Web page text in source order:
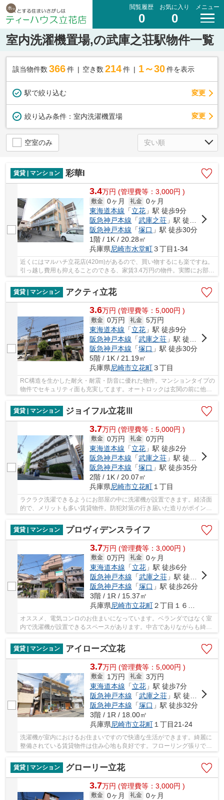
閲覧履歴
0
お気に入り
0
メニュー
室内洗濯機置場,の武庫之荘駅物件一覧
該当物件数 366件 空き数 214 件 1～30 件を表示
駅で絞り込む 変更
絞り込み条件： 室内洗濯機置場 変更
空室のみ
賃貸 | マンション 彩華I
3.4万円 (管理費等：3,000円 )
敷金 0ヶ月 礼金 0ヶ月
東海道本線 「立花 」駅 徒歩9分
阪急神戸本線 「武庫之荘 」駅 徒歩17分
阪急神戸本線 「塚口 」駅 徒歩30分
1階 / 1K / 20.28㎡
兵庫県尼崎市水堂町３丁目1-34
近くにはマルハチ立花店(420m)があるので、買い物するにも楽ですね。
引っ越し費用も抑えることのできる、家賃3.4万円の物件。実際にお部屋
賃貸 | マンション
アクティ立花
3.6万円 (管理費等：5,000円 )
敷金 0万円 礼金 5万円
東海道本線 「立花 」駅 徒歩9分
阪急神戸本線 「武庫之荘 」駅 徒歩22分
阪急神戸本線 「塚口 」駅 徒歩30分
5階 / 1K / 21.19㎡
兵庫県尼崎市立花町３丁目
RC構造を生かした耐火・耐震・防音に優れた物件。マンションタイプの
物件でセキュリティ面も充実してます。オートロックは玄関の前に他人
賃貸 | マンション
ジョイフル立花Ⅲ
3.7万円 (管理費等：5,000円 )
敷金 0万円 礼金 0万円
東海道本線 「立花 」駅 徒歩2分
阪急神戸本線 「武庫之荘 」駅 徒歩20分
阪急神戸本線 「塚口 」駅 徒歩35分
2階 / 1K / 20.07㎡
兵庫県尼崎市立花町 １丁目
ラクラク洗濯できるようにお部屋の中に洗濯機が設置できます。経済面
的で、メリットも多い賃貸物件。防犯対策の行き届いた造りがポイン
賃貸 | マンション
プロヴィデンスライフ
3.7万円 (管理費等：3,000円 )
敷金 0万円 礼金 0ヶ月
東海道本線 「立花」駅 徒歩6分
阪急神戸本線 「武庫之荘」駅 徒歩21分
阪急神戸本線 「塚口 」駅 徒歩26分
3階 / 1R / 15.37㎡
兵庫県尼崎市立花町２丁目１６－２５
オススメ、電気コンロのお住まいになっています。ベランダではなく室
内で洗濯機が設置できるスペースがあります。中古でありながらも綺麗
な室内と魅力的な環境のあるお部屋です。エア...
賃貸 | マンション
アイローズ立花
3.7万円 (管理費等：5,000円 )
敷金 1万円 礼金 3万円
東海道本線 「立花」駅 徒歩7分
阪急神戸本線 「武庫之荘」駅 徒歩28分
阪急神戸本線 「塚口 」駅 徒歩32分
3階 / 1R / 18.00㎡
兵庫県尼崎市立花町１丁目21-24
洗濯機が室内におけるお住まいですので快適な生活ができます。綺麗に
整備されている賃貸物件は住み心地も良好です。フローリング張りでお
掃除も快適な物件となっています。よく自転車...
賃貸 | マンション
グローリー立花
3.7万円 (管理費等：3,000円 )
敷金 0ヶ月 礼金 0ヶ月